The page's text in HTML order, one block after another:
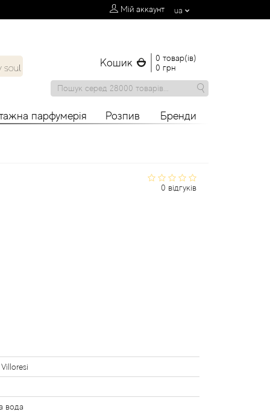
Мій аккаунт ua
Кошик
0 товар(ів)
0 грн
парфумерія Розпив Бренди
0 відгуків
вода